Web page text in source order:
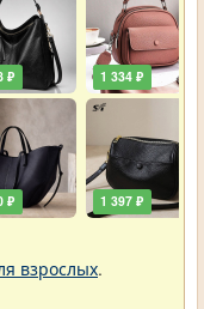
₽
₽
1 334 ₽
1 397 ₽
взрослых.